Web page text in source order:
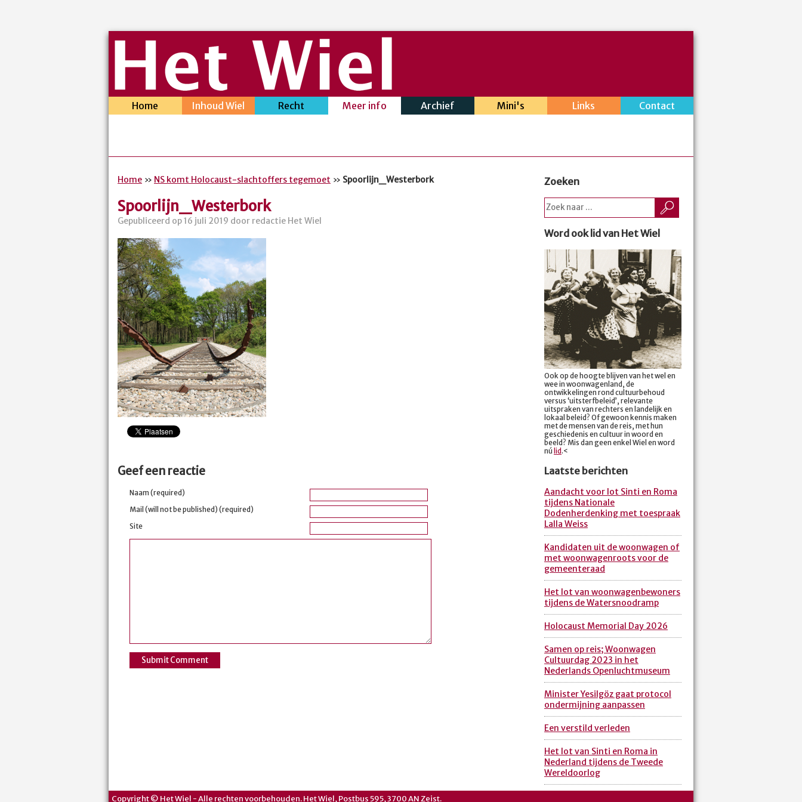
Home Inhoud Wiel Recht Meer info Archief Mini's Links Contact
Home » NS komt Holocaust-slachtoffers tegemoet » Spoorlijn_Westerbork
Spoorlijn_Westerbork
Gepubliceerd op 16 juli 2019 door redactie Het Wiel
Geef een reactie
Naam (required)
Mail (will not be published) (required)
Site
Zoeken
Word ook lid van Het Wiel
Ook op de hoogte blijven van het wel en
wee in woonwagenland, de
ontwikkelingen rond cultuurbehoud
versus ‘uitsterfbeleid’, relevante
uitspraken van rechters en landelijk en
lokaal beleid? Of gewoon kennis maken
met de mensen van de reis, met hun
geschiedenis en cultuur in woord en
beeld? Mis dan geen enkel Wiel en word
nú lid.<
Laatste berichten
Aandacht voor lot Sinti en Roma
tijdens Nationale
Dodenherdenking met toespraak
Lalla Weiss
Kandidaten uit de woonwagen of
met woonwagenroots voor de
gemeenteraad
Het lot van woonwagenbewoners
tijdens de Watersnoodramp
Holocaust Memorial Day 2026
Samen op reis; Woonwagen
Cultuurdag 2023 in het
Nederlands Openluchtmuseum
Minister Yesilgöz gaat protocol
ondermijning aanpassen
Een verstild verleden
Het lot van Sinti en Roma in
Nederland tijdens de Tweede
Wereldoorlog
Copyright © Het Wiel - Alle rechten voorbehouden. Het Wiel, Postbus 595, 3700 AN Zeist.